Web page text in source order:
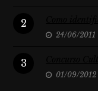
2
24/06/2011
3
01/09/2012